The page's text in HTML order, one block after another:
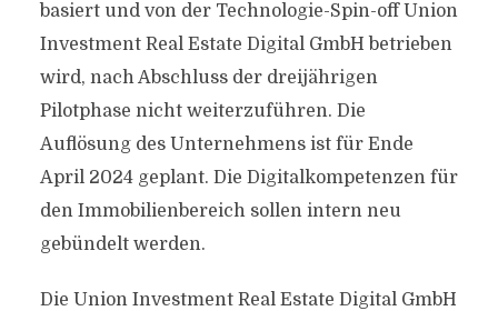
basiert und von der Technologie-Spin-off Union
Investment Real Estate Digital GmbH betrieben
wird, nach Abschluss der dreijährigen
Pilotphase nicht weiterzuführen. Die
Auflösung des Unternehmens ist für Ende
April 2024 geplant. Die Digitalkompetenzen für
den Immobilienbereich sollen intern neu
gebündelt werden.
Die Union Investment Real Estate Digital GmbH